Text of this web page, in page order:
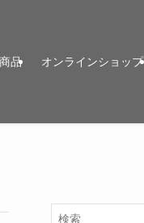
品 オンラインショップ